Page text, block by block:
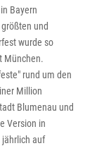
Bayern
und
wurde so
München.
rund um den
Million
Blumenau und
Version in
auf